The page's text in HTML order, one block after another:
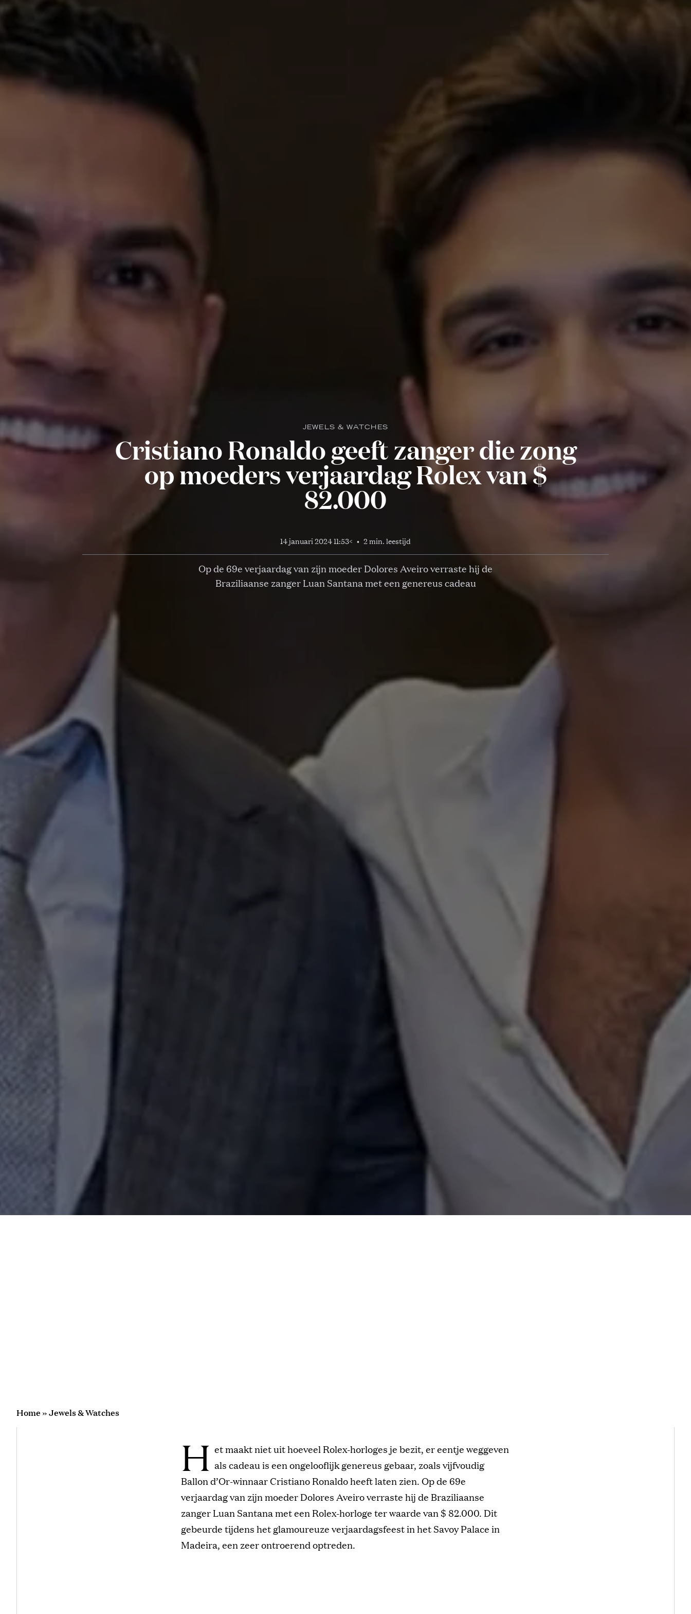
JEWELS & WATCHES
Cristiano Ronaldo geeft zanger die zong
op moeders verjaardag Rolex van $
82.000
14 januari 2024 11:53< • 2 min. leestijd
Op de 69e verjaardag van zijn moeder Dolores Aveiro verraste hij de
Braziliaanse zanger Luan Santana met een genereus cadeau
Home»Jewels & Watches
H et maakt niet uit hoeveel Rolex-horloges je bezit, er eentje weggeven
als cadeau is een ongelooflijk genereus gebaar, zoals vijfvoudig
Ballon d’Or-winnaar Cristiano Ronaldo heeft laten zien. Op de 69e
verjaardag van zijn moeder Dolores Aveiro verraste hij de Braziliaanse
zanger Luan Santana met een Rolex-horloge ter waarde van $ 82.000. Dit
gebeurde tijdens het glamoureuze verjaardagsfeest in het Savoy Palace in
Madeira, een zeer ontroerend optreden.